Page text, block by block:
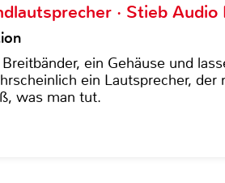
· Stieb Audio
ein Gehäuse und
ein Lautsprecher,
was man tut.